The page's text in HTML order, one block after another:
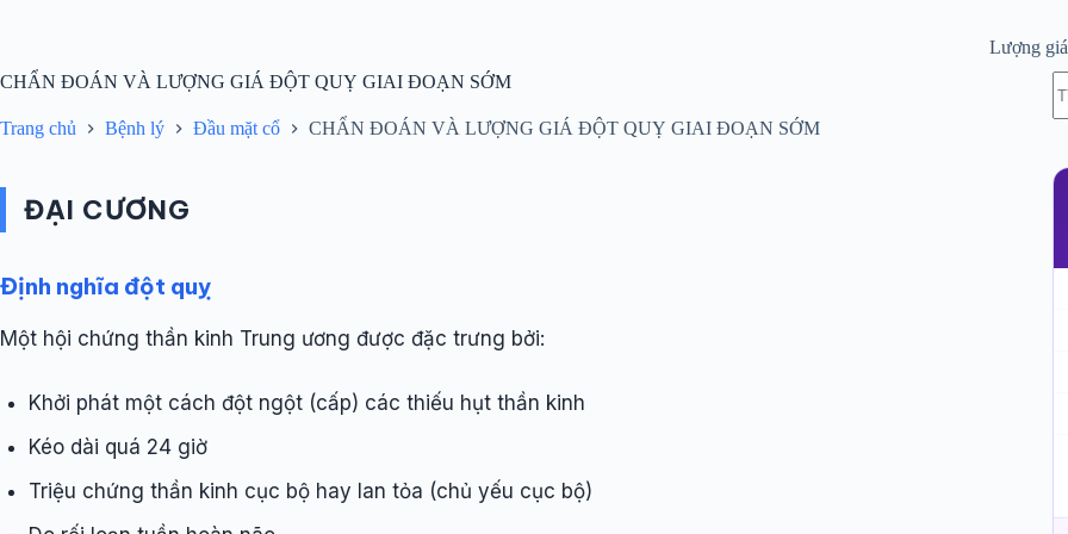
nội
dung
Lượng giá
CHẨN ĐOÁN VÀ LƯỢNG GIÁ ĐỘT QUỴ GIAI ĐOẠN SỚM
Trang chủ Bệnh lý Đầu mặt cổ CHẨN ĐOÁN VÀ LƯỢNG GIÁ ĐỘT QUỴ GIAI ĐOẠN SỚM
ĐẠI CƯƠNG
Định nghĩa đột quỵ
Một hội chứng thần kinh Trung ương được đặc trưng bởi:
Khởi phát một cách đột ngột (cấp) các thiếu hụt thần kinh
Kéo dài quá 24 giờ
Triệu chứng thần kinh cục bộ hay lan tỏa (chủ yếu cục bộ)